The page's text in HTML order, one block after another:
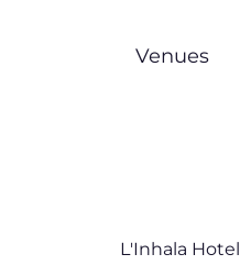
Venues
L'Inhala